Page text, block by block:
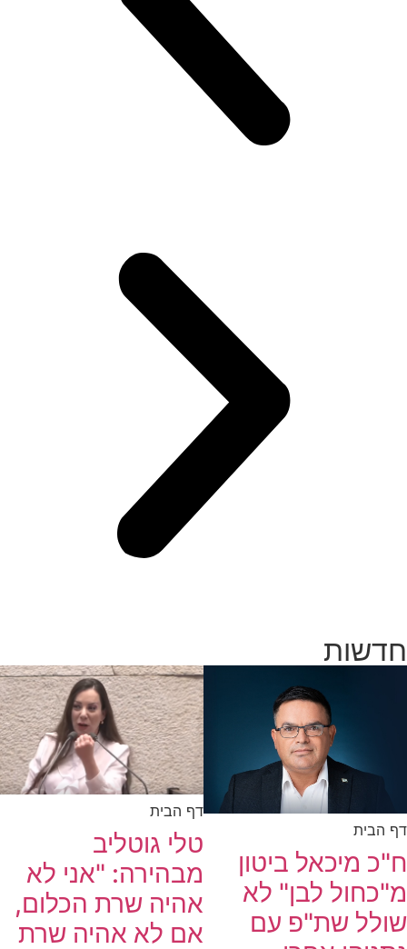
חדשות
דף הבית
ח"כ מיכאל ביטון
מ"כחול לבן" לא
שולל שת"פ עם
דף הבית
טלי גוטליב
מבהירה: "אני לא
אהיה שרת הכלום,
אם לא אהיה שרת